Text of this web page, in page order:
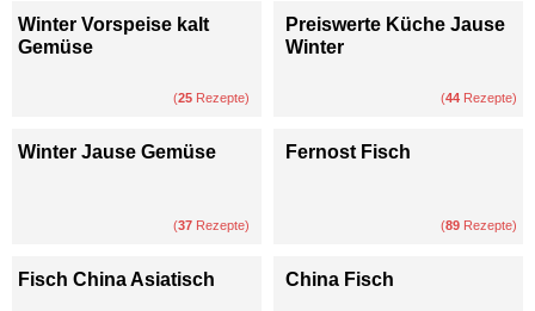
Winter Vorspeise kalt
Gemüse
(25 Rezepte)
Preiswerte Küche Jause
Winter
(44 Rezepte)
Winter Jause Gemüse
(37 Rezepte)
Fernost Fisch
(89 Rezepte)
Fisch China Asiatisch China Fisch